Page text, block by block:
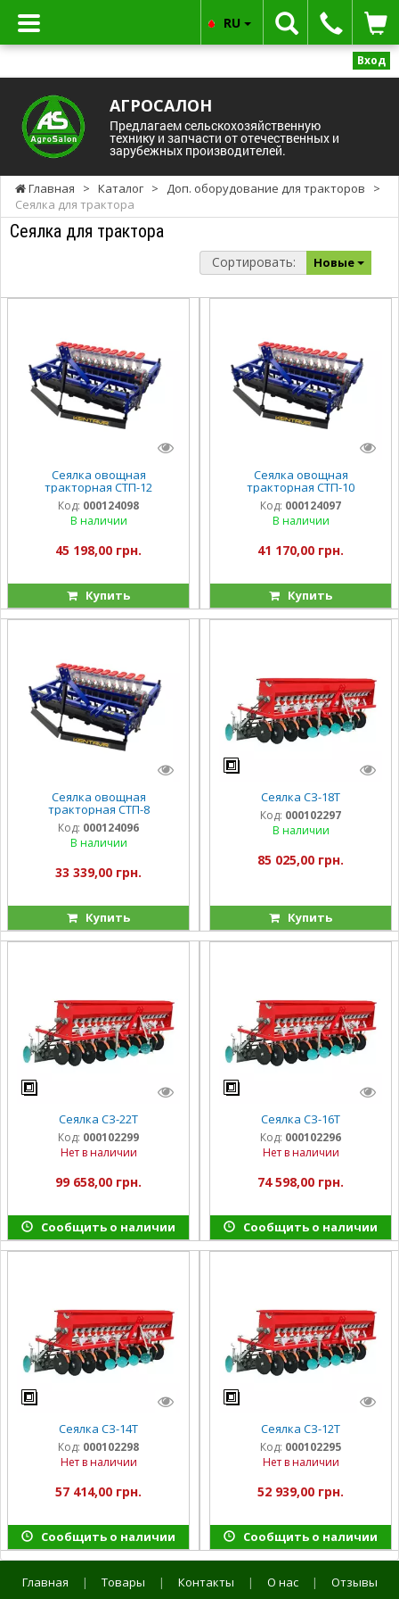
Вход
АГРОСАЛОН
Предлагаем сельскохозяйственную
технику и запчасти от отечественных и
зарубежных производителей.
RU
Главная > Каталог > Доп. оборудование для тракторов
>
Сеялка для трактора
Сеялка для трактора
Сортировать: Новые
Сеялка овощная
тракторная СТП-12
Код: 000124098
В наличии
45 198,00 грн.
Купить
Сеялка овощная
тракторная СТП-10
Код: 000124097
В наличии
41 170,00 грн.
Купить
Сеялка овощная
тракторная СТП-8
Код: 000124096
В наличии
33 339,00 грн.
Купить
Сеялка СЗ-18Т
Код: 000102297
В наличии
85 025,00 грн.
Купить
Сеялка СЗ-22Т
Код: 000102299
Нет в наличии
99 658,00 грн.
Сообщить о наличии
Сеялка СЗ-16Т
Код: 000102296
Нет в наличии
74 598,00 грн.
Сообщить о наличии
Сеялка СЗ-14Т
Код: 000102298
Нет в наличии
57 414,00 грн.
Сообщить о наличии
Сеялка СЗ-12Т
Код: 000102295
Нет в наличии
52 939,00 грн.
Сообщить о наличии
Главная | Товары | Контакты | О нас | Отзывы